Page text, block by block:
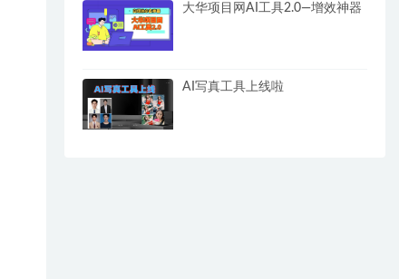
大华项目网AI工具2.0—增效神器
AI写真工具上线啦